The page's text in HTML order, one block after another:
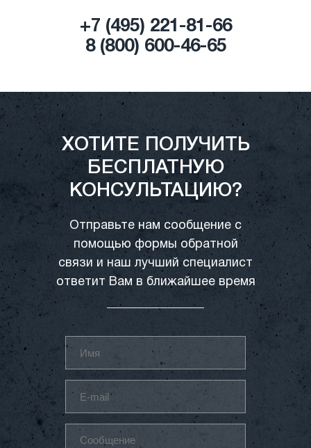
+7 (495) 221-81-66
|
8 (800) 600-46-65
ХОТИТЕ ПОЛУЧИТЬ
БЕСПЛАТНУЮ
КОНСУЛЬТАЦИЮ?
Отправьте нам сообщение с
помощью формы обратной
связи и наш лучший специалист
ответит Вам в ближайшее время